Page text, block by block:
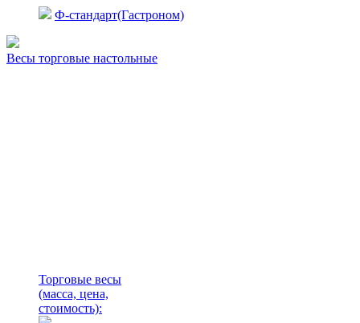
Ф-стандарт(Гастроном)
Весы торговые настольные
Торговые весы
(масса, цена,
стоимость):